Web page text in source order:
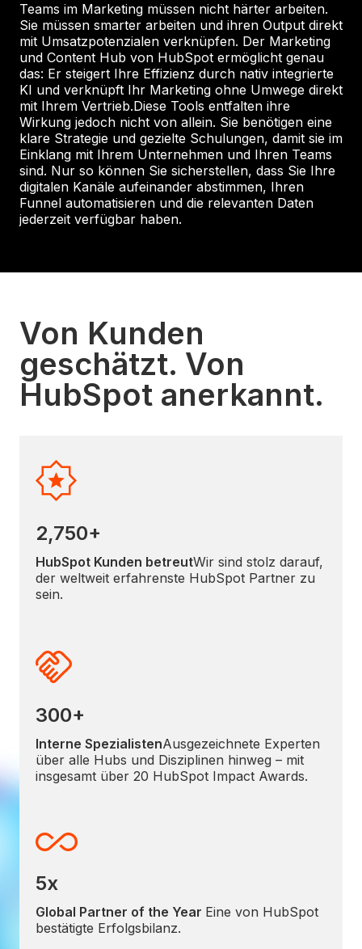
Teams im Marketing müssen nicht härter arbeiten.
Sie müssen smarter arbeiten und ihren Output direkt
mit Umsatzpotenzialen verknüpfen. Der Marketing
und Content Hub von HubSpot ermöglicht genau
das: Er steigert Ihre Effizienz durch nativ integrierte
KI und verknüpft Ihr Marketing ohne Umwege direkt
mit Ihrem Vertrieb.Diese Tools entfalten ihre
Wirkung jedoch nicht von allein. Sie benötigen eine
klare Strategie und gezielte Schulungen, damit sie im
Einklang mit Ihrem Unternehmen und Ihren Teams
sind. Nur so können Sie sicherstellen, dass Sie Ihre
digitalen Kanäle aufeinander abstimmen, Ihren
Funnel automatisieren und die relevanten Daten
jederzeit verfügbar haben.
Von Kunden
geschätzt. Von
HubSpot anerkannt.
2,750+
HubSpot Kunden betreutWir sind stolz darauf,
der weltweit erfahrenste HubSpot Partner zu
sein.
300+
Interne SpezialistenAusgezeichnete Experten
über alle Hubs und Disziplinen hinweg – mit
insgesamt über 20 HubSpot Impact Awards.
5x
Global Partner of the Year Eine von HubSpot
bestätigte Erfolgsbilanz.